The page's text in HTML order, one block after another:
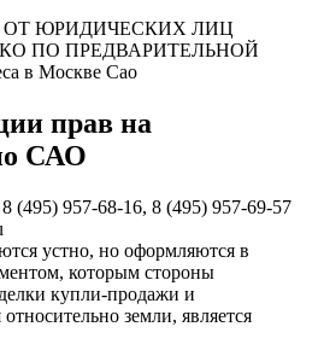
ЮРИДИЧЕСКИХ ЛИЦ
ПО ПРЕДВАРИТЕЛЬНОЙ
в Москве Сао
прав на
САО
8 (495) 957-68-16, 8 (495) 957-69-57
устно, но оформляются в
которым стороны
купли-продажи и
земли, является